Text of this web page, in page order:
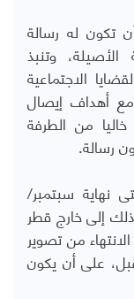
تكون له رسالة
وتنبذ
الاجتماعية
أهداف إيصال
من الطرفة
رسالة.
نهاية سبتمبر/
إلى خارج قطر
من تصوير
على أن يكون